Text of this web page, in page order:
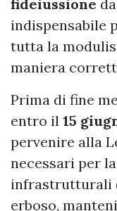
fideiussione da
indispensabile
tutta la
maniera
Prima di fine
entro il 15
pervenire alla
necessari per
infrastrutturali
erboso,